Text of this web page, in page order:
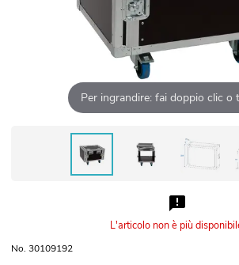
Per ingrandire: fai doppio clic o
L'articolo non è più
No. 30109192